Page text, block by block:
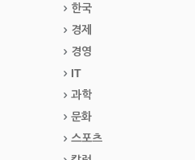
한국
경제
경영
IT
과학
문화
스포츠